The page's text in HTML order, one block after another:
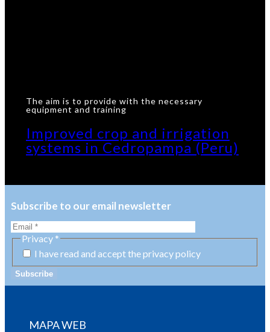
The aim is to provide with the necessary
equipment and training
Improved crop and irrigation
systems in Cedropampa (Peru)
Subscribe to our email newsletter
Privacy *
I have read and accept the privacy policy
MAPA WEB